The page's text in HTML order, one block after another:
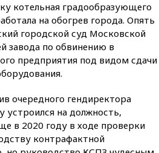
Белгородской области
вчера, 20:30 Лидию Невзорову
заочно арестовали по делу о
финансировании
экстремизма
строительство бального зала в
Белом доме
вчера, 20:15
Сенат США
одобрил ужесточение
котельная градообразующего
на обогрев города. Опять
городской суд Московской
завода по обвинению в
предприятия под видом сдачи
очередного гендиректора
устроился на должность,
в 2020 году в ходе проверки
контрафактной